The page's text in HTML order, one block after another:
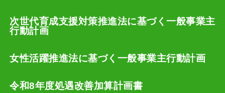
次世代育成支援対策推進法に基づく一般事業主
行動計画
女性活躍推進法に基づく一般事業主行動計画
令和8年度処遇改善加算計画書